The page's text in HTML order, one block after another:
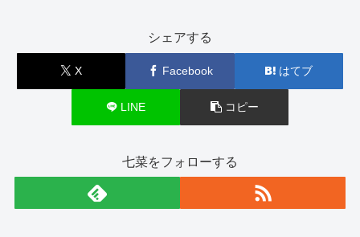
シェアする
X Facebook はてブ
LINE コピー
七菜をフォローする